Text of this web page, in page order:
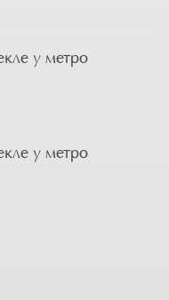
у метро
у метро